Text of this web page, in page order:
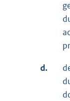
d.